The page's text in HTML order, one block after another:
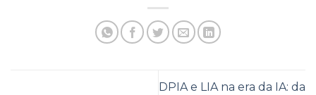
DPIA e LIA na era da IA: da